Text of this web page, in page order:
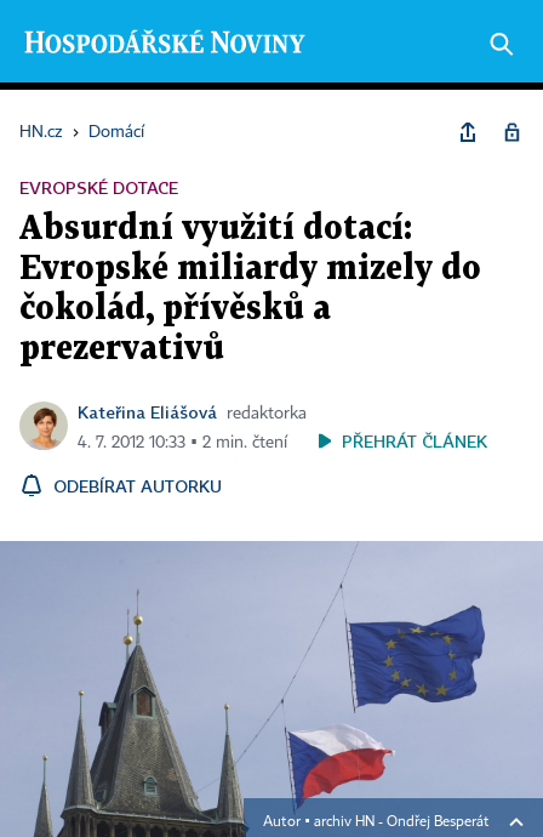
HN.cz › Domácí
EVROPSKÉ DOTACE
Absurdní využití dotací:
Evropské miliardy mizely do
čokolád, přívěsků a
prezervativů
Kateřina Eliášová
redaktorka
4. 7. 2012 10:33 ▪ 2 min. čtení
PŘEHRÁT ČLÁNEK
ODEBÍRAT AUTORKU
Autor ▪ archiv HN - Ondřej Besperát